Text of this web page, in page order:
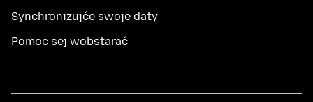
Synchronizujće swoje daty
Pomoc sej wobstarać